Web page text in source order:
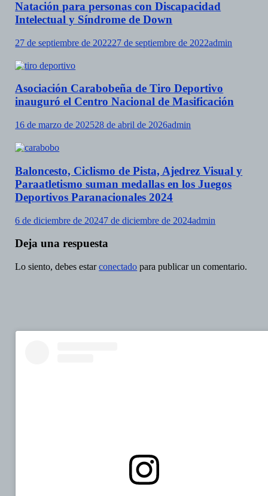
Natación para personas con Discapacidad
Intelectual y Síndrome de Down
27 de septiembre de 202227 de septiembre de 2022admin
Asociación Carabobeña de Tiro Deportivo
inauguró el Centro Nacional de Masificación
16 de marzo de 202528 de abril de 2026admin
Baloncesto, Ciclismo de Pista, Ajedrez Visual y
Paraatletismo suman medallas en los Juegos
Deportivos Paranacionales 2024
6 de diciembre de 20247 de diciembre de 2024admin
Deja una respuesta
Lo siento, debes estarconectado para publicar un comentario.